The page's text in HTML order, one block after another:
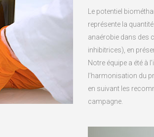
Le potentiel
représente la
anaérobie dans des
inhibitrices), en
Notre équipe a été à
l’harmonisation du
en suivant les
campagne.